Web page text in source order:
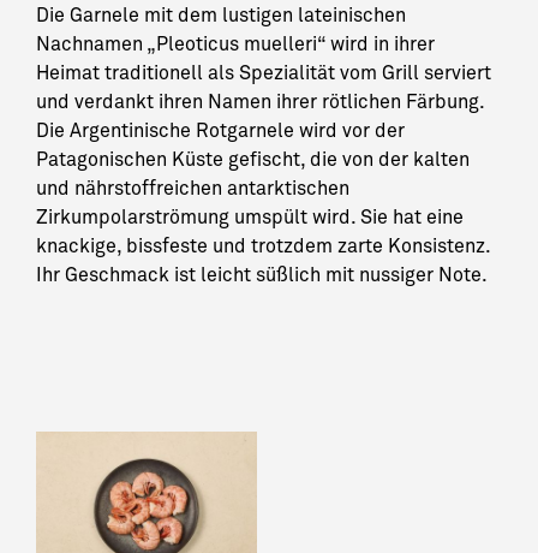
Die Garnele mit dem lustigen lateinischen
Nachnamen „Pleoticus muelleri“ wird in ihrer
Heimat traditionell als Spezialität vom Grill serviert
und verdankt ihren Namen ihrer rötlichen Färbung.
Die Argentinische Rotgarnele wird vor der
Patagonischen Küste gefischt, die von der kalten
und nährstoffreichen antarktischen
Zirkumpolarströmung umspült wird. Sie hat eine
knackige, bissfeste und trotzdem zarte Konsistenz.
Ihr Geschmack ist leicht süßlich mit nussiger Note.